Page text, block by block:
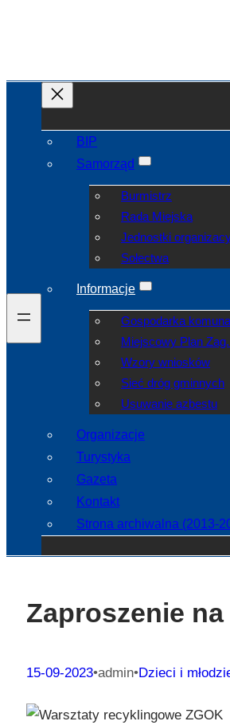
BIP
Samorząd
Burmistrz
Rada Miejska
Jednostki
Sołectwa
Informacje
Gospodarka
Miejscowy Plan
Wzory wniosków
Sieć dróg gminnych
Usuwanie azbestu
Organizacje
Turystyka
Gazeta
Kontakt
Strona archiwalna (2013-
Zaproszenie
15-09-2023•admin•Dzieci i